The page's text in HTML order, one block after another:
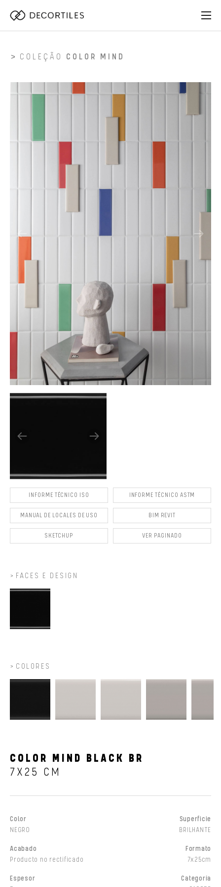
COLEÇÃO COLOR MIND
INFORME TÉCNICO ISO INFORME TÉCNICO ASTM
MANUAL DE LOCALES DE USO BIM REVIT
SKETCHUP VER PAGINADO
FACES E DESIGN
COLORES
COLOR MIND BLACK BR
7X25 CM
Color
NEGRO
Superficie
BRILHANTE
Acabado
Producto no rectificado
Formato
7x25cm
Espesor
Categoría